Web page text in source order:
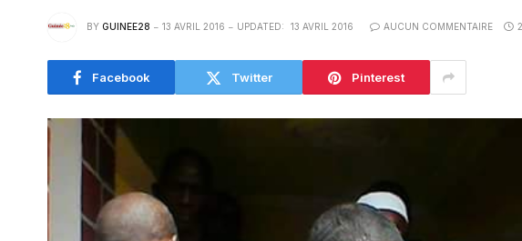
BY GUINEE28 13 AVRIL 2016 UPDATED: 13 AVRIL 2016 AUCUN COMMENTAIRE
Facebook Twitter Pinterest